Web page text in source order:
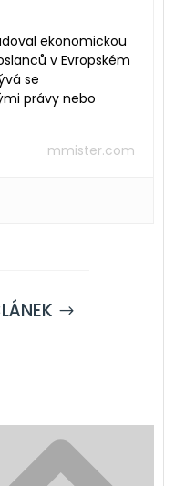
ekonomickou
v Evropském
se
právy nebo
mmister.com
$